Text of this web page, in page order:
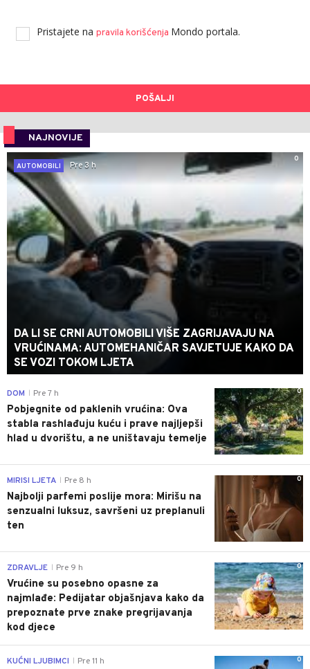
Pristajete na pravila korišćenja Mondo portala.
POŠALJI
NAJNOVIJE
0
AUTOMOBILI
Pre 3 h
DA LI SE CRNI AUTOMOBILI VIŠE ZAGRIJAVAJU NA
VRUĆINAMA: AUTOMEHANIČAR SAVJETUJE KAKO DA
SE VOZI TOKOM LJETA
0
DOM Pre 7 h
Pobjegnite od paklenih vrućina: Ova
stabla rashlađuju kuću i prave najljepši
hlad u dvorištu, a ne uništavaju temelje
0
MIRISI LJETA Pre 8 h
Najbolji parfemi poslije mora: Mirišu na
senzualni luksuz, savršeni uz preplanuli
ten
0
ZDRAVLJE Pre 9 h
Vrućine su posebno opasne za
najmlađe: Pedijatar objašnjava kako da
prepoznate prve znake pregrijavanja
kod djece
0
KUĆNI LJUBIMCI Pre 11 h